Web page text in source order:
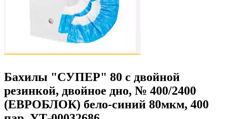
Бахилы "СУПЕР" 80 с двойной
резинкой, двойное дно, № 400/2400
(ЕВРОБЛОК) бело-синий 80мкм, 400